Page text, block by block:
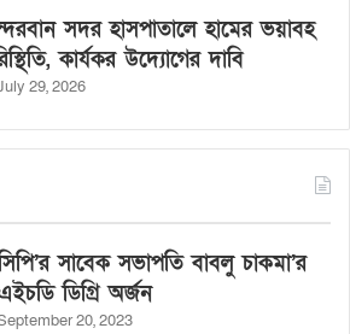
সদর হাসপাতালে হামের ভয়াবহ
কার্যকর উদ্যোগের দাবি
29, 2026
সাবেক সভাপতি বাবলু চাকমা’র
ডিগ্রি অর্জন
20, 2023